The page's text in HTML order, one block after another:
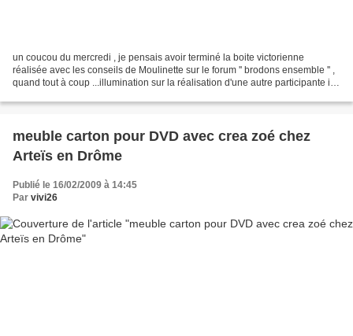
un coucou du mercredi , je pensais avoir terminé la boite victorienne
réalisée avec les conseils de Moulinette sur le forum '' brodons ensemble '' ,
quand tout à coup ...illumination sur la réalisation d'une autre participante il y
meuble carton pour DVD avec crea zoé chez
Arteïs en Drôme
Publié le 16/02/2009 à 14:45
Par vivi26